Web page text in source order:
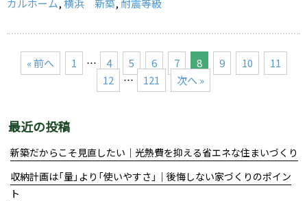
カルホーム,横浜 新築, 耐震等級
« 前へ 1 … 4 5 6 7 8 9 10
11
12
… 121 次へ »
最近の投稿
新築だからこそ見直したい｜光熱費を抑える省エネな住まいづくり
収納計画は「量」より「使いやすさ」｜後悔しない家づくりのポイン
ト